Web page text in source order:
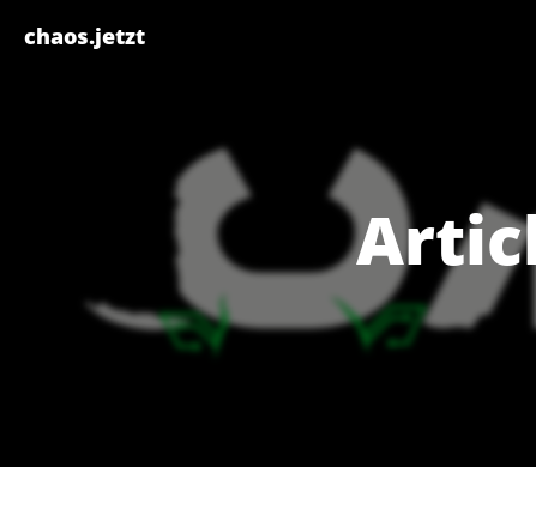
chaos.jetzt